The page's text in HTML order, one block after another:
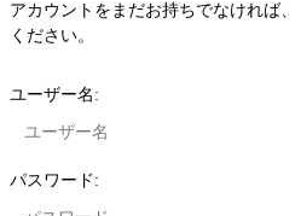
アカウントをまだお持ちでなければ、
ください。
ユーザー名:
パスワード: